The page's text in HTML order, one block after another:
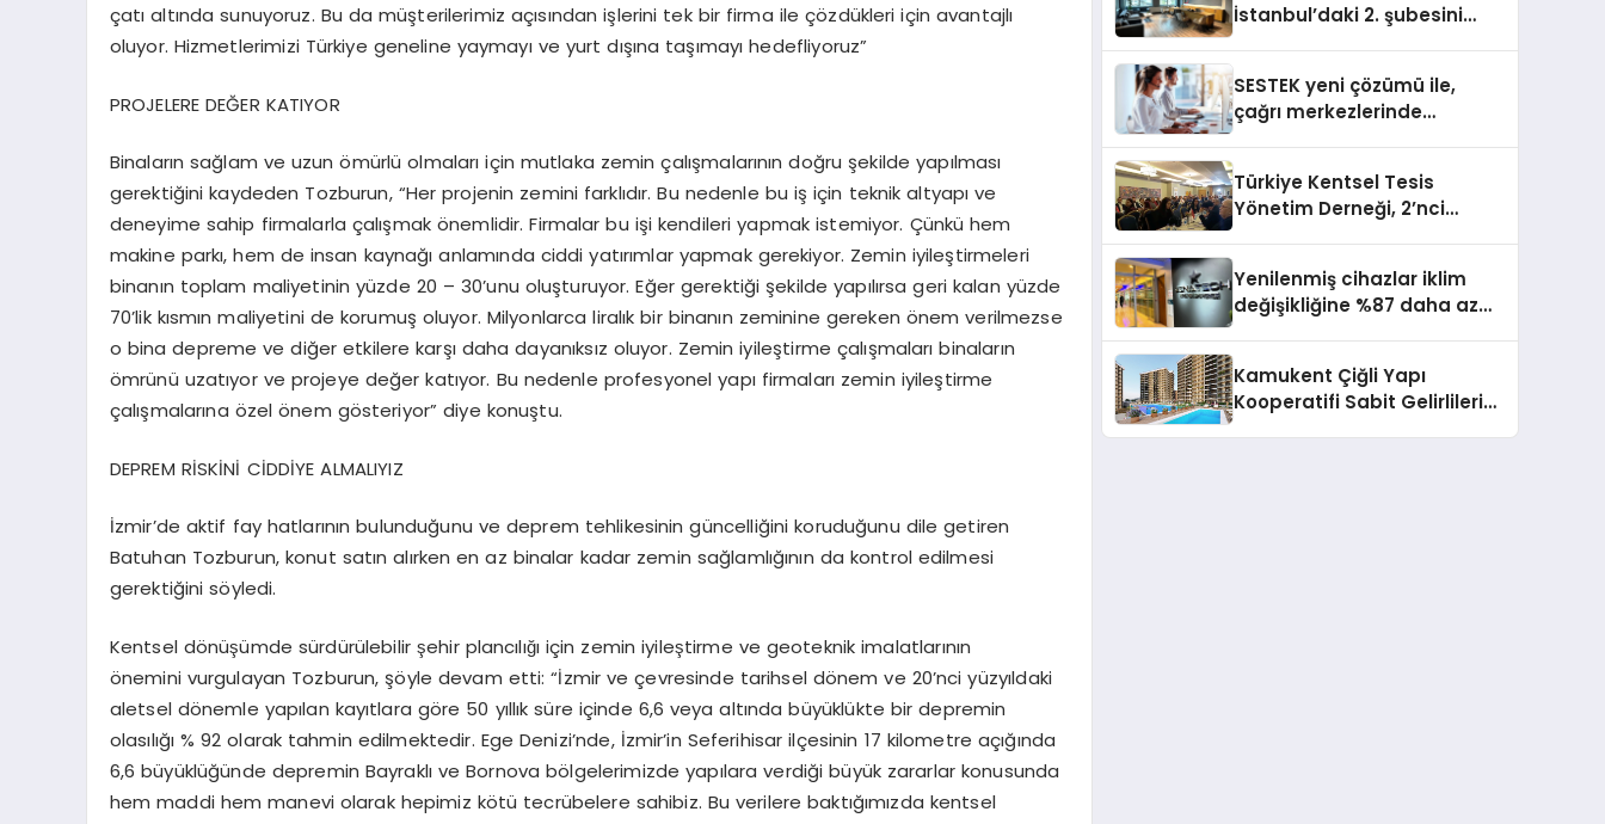
çatı altında sunuyoruz. Bu da müşterilerimiz açısından işlerini tek bir firma ile çözdükleri için avantajlı
oluyor. Hizmetlerimizi Türkiye geneline yaymayı ve yurt dışına taşımayı hedefliyoruz”
PROJELERE DEĞER KATIYOR
Binaların sağlam ve uzun ömürlü olmaları için mutlaka zemin çalışmalarının doğru şekilde yapılması
gerektiğini kaydeden Tozburun, “Her projenin zemini farklıdır. Bu nedenle bu iş için teknik altyapı ve
deneyime sahip firmalarla çalışmak önemlidir. Firmalar bu işi kendileri yapmak istemiyor. Çünkü hem
makine parkı, hem de insan kaynağı anlamında ciddi yatırımlar yapmak gerekiyor. Zemin iyileştirmeleri
binanın toplam maliyetinin yüzde 20 – 30’unu oluşturuyor. Eğer gerektiği şekilde yapılırsa geri kalan yüzde
70’lik kısmın maliyetini de korumuş oluyor. Milyonlarca liralık bir binanın zeminine gereken önem verilmezse
o bina depreme ve diğer etkilere karşı daha dayanıksız oluyor. Zemin iyileştirme çalışmaları binaların
ömrünü uzatıyor ve projeye değer katıyor. Bu nedenle profesyonel yapı firmaları zemin iyileştirme
çalışmalarına özel önem gösteriyor” diye konuştu.
DEPREM RİSKİNİ CİDDİYE ALMALIYIZ
İzmir’de aktif fay hatlarının bulunduğunu ve deprem tehlikesinin güncelliğini koruduğunu dile getiren
Batuhan Tozburun, konut satın alırken en az binalar kadar zemin sağlamlığının da kontrol edilmesi
gerektiğini söyledi.
Kentsel dönüşümde sürdürülebilir şehir plancılığı için zemin iyileştirme ve geoteknik imalatlarının
önemini vurgulayan Tozburun, şöyle devam etti: “İzmir ve çevresinde tarihsel dönem ve 20’nci yüzyıldaki
aletsel dönemle yapılan kayıtlara göre 50 yıllık süre içinde 6,6 veya altında büyüklükte bir depremin
olasılığı % 92 olarak tahmin edilmektedir. Ege Denizi’nde, İzmir’in Seferihisar ilçesinin 17 kilometre açığında
6,6 büyüklüğünde depremin Bayraklı ve Bornova bölgelerimizde yapılara verdiği büyük zararlar konusunda
hem maddi hem manevi olarak hepimiz kötü tecrübelere sahibiz. Bu verilere baktığımızda kentsel
İstanbul’daki 2. şubesini
SESTEK yeni çözümü ile,
çağrı merkezlerinde
Türkiye Kentsel Tesis
Yönetim Derneği, 2’nci
Yenilenmiş cihazlar iklim
değişikliğine %87 daha az
Kamukent Çiğli Yapı
Kooperatifi Sabit Gelirlileri